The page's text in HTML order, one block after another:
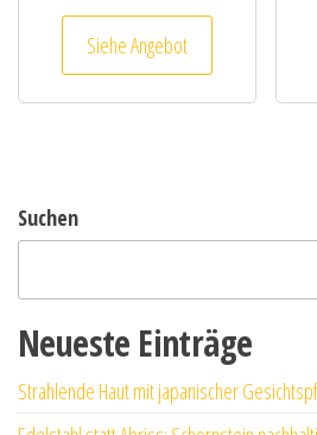
Siehe Angebot
Suchen
Neueste Einträge
Strahlende Haut mit japanischer